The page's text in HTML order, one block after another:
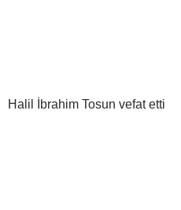
Halil İbrahim Tosun vefat etti